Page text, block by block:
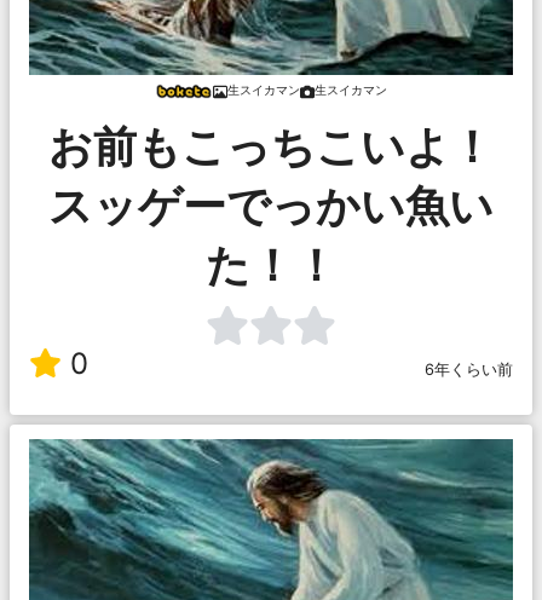
生スイカマン 生スイカマン
お前もこっちこいよ！
スッゲーでっかい魚い
た！！
0 6年くらい前